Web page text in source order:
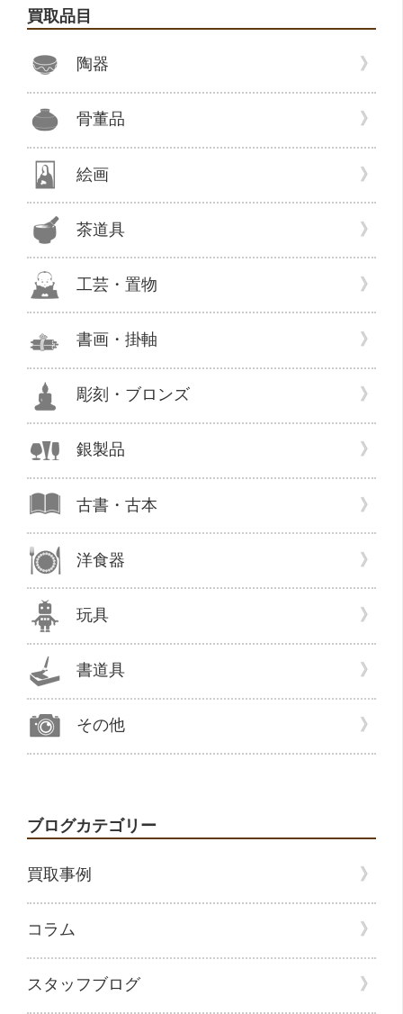
ゴ
買取品目
陶器
骨董品
絵画
茶道具
工芸・置物
書画・掛軸
彫刻・ブロンズ
銀製品
古書・古本
洋食器
玩具
書道具
その他
ブログカテゴリー
買取事例
コラム
スタッフブログ